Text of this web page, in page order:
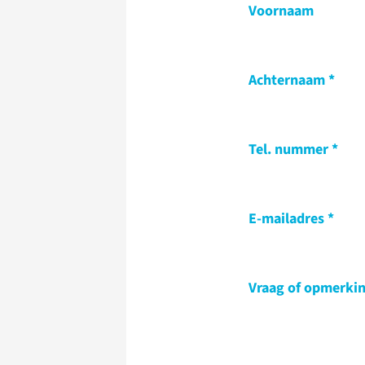
Voornaam
Achternaam
Tel. nummer
E-mailadres
Vraag of